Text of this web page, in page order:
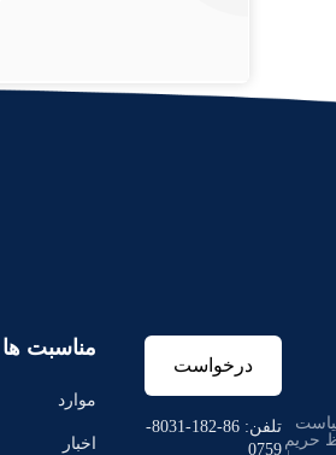
مناسبت ها
موارد
اخبار
درخواست
نقل قول
تلفن: 86-182-8031-
0759
حریم